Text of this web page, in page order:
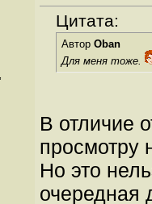
Цитата:
Автор Oban
Для меня тоже.
В отличие
просмотру
Но это
очередная